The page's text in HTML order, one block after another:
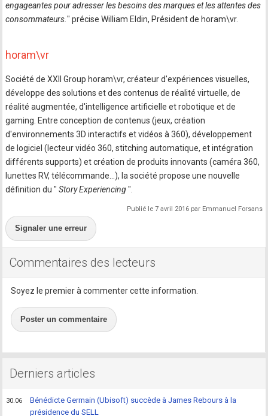
engageantes pour adresser les besoins des marques et les attentes des
consommateurs." précise William Eldin, Président de horam\vr.
horam\vr
Société de XXII Group horam\vr, créateur d'expériences visuelles,
développe des solutions et des contenus de réalité virtuelle, de
réalité augmentée, d'intelligence artificielle et robotique et de
gaming. Entre conception de contenus (jeux, création
d'environnements 3D interactifs et vidéos à 360), développement
de logiciel (lecteur vidéo 360, stitching automatique, et intégration
différents supports) et création de produits innovants (caméra 360,
lunettes RV, télécommande…), la société propose une nouvelle
définition du " Story Experiencing".
Publié le 7 avril 2016 par Emmanuel Forsans
Signaler une erreur
Commentaires des lecteurs
Soyez le premier à commenter cette information.
Poster un commentaire
Derniers articles
30.06
Bénédicte Germain (Ubisoft) succède à James Rebours à la
présidence du SELL